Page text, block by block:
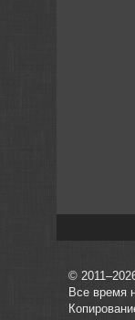
©
Все время